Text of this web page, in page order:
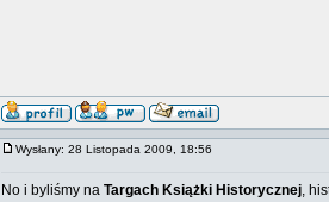
Wysłany: 28 Listopada 2009, 18:56
No i byliśmy na Targach Książki Historycznej,